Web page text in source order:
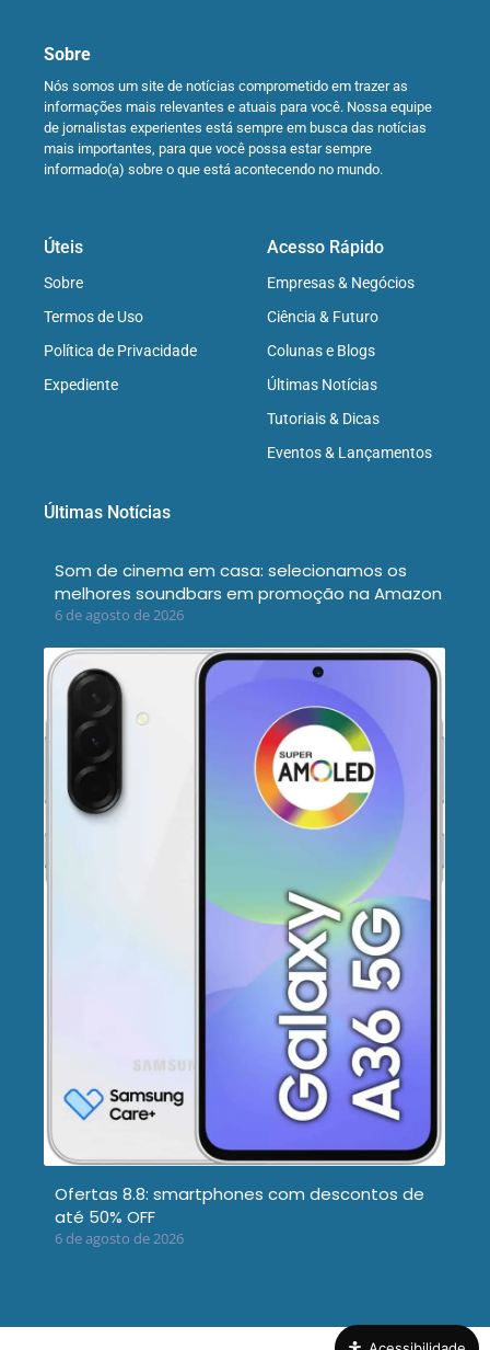
Sobre
Nós somos um site de notícias comprometido em trazer as
informações mais relevantes e atuais para você. Nossa equipe
de jornalistas experientes está sempre em busca das notícias
mais importantes, para que você possa estar sempre
informado(a) sobre o que está acontecendo no mundo.
Úteis
Sobre
Termos de Uso
Política de Privacidade
Expediente
Acesso Rápido
Empresas & Negócios
Ciência & Futuro
Colunas e Blogs
Últimas Notícias
Tutoriais & Dicas
Eventos & Lançamentos
Últimas Notícias
Som de cinema em casa: selecionamos os
melhores soundbars em promoção na Amazon
6 de agosto de 2026
Ofertas 8.8: smartphones com descontos de
até 50% OFF
6 de agosto de 2026